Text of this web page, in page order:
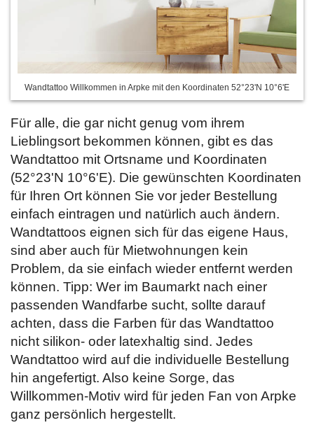
Wandtattoo Willkommen in Arpke mit den Koordinaten 52°23'N 10°6'E
Für alle, die gar nicht genug vom ihrem
Lieblingsort bekommen können, gibt es das
Wandtattoo mit Ortsname und Koordinaten
(52°23'N 10°6'E). Die gewünschten Koordinaten
für Ihren Ort können Sie vor jeder Bestellung
einfach eintragen und natürlich auch ändern.
Wandtattoos eignen sich für das eigene Haus,
sind aber auch für Mietwohnungen kein
Problem, da sie einfach wieder entfernt werden
können. Tipp: Wer im Baumarkt nach einer
passenden Wandfarbe sucht, sollte darauf
achten, dass die Farben für das Wandtattoo
nicht silikon- oder latexhaltig sind. Jedes
Wandtattoo wird auf die individuelle Bestellung
hin angefertigt. Also keine Sorge, das
Willkommen-Motiv wird für jeden Fan von Arpke
ganz persönlich hergestellt.